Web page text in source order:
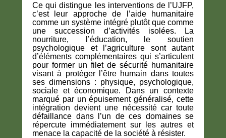
Ce qui distingue les interventions de l’UJFP,
c’est leur approche de l’aide humanitaire
comme un système intégré plutôt que comme
une succession d’activités isolées. La
nourriture, l’éducation, le soutien
psychologique et l’agriculture sont autant
d’éléments complémentaires qui s’articulent
pour former un filet de sécurité humanitaire
visant à protéger l’être humain dans toutes
ses dimensions : physique, psychologique,
sociale et économique. Dans un contexte
marqué par un épuisement généralisé, cette
intégration devient une nécessité car toute
défaillance dans l’un de ces domaines se
répercute immédiatement sur les autres et
menace la capacité de la société à résister.